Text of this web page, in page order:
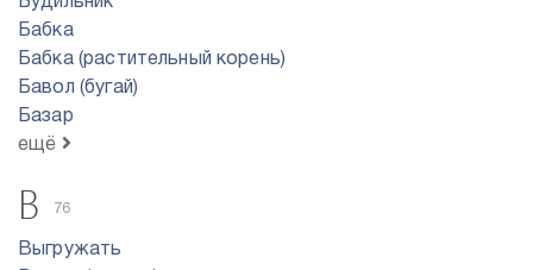
Бабка
Бабка (растительный корень)
Бавол (бугай)
Базар
ещё
В 76
Выгружать